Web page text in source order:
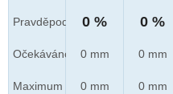
Pravděpod.
Očekáváno
Maximum
0 %
0 mm
0 mm
0 %
0 mm
0 mm